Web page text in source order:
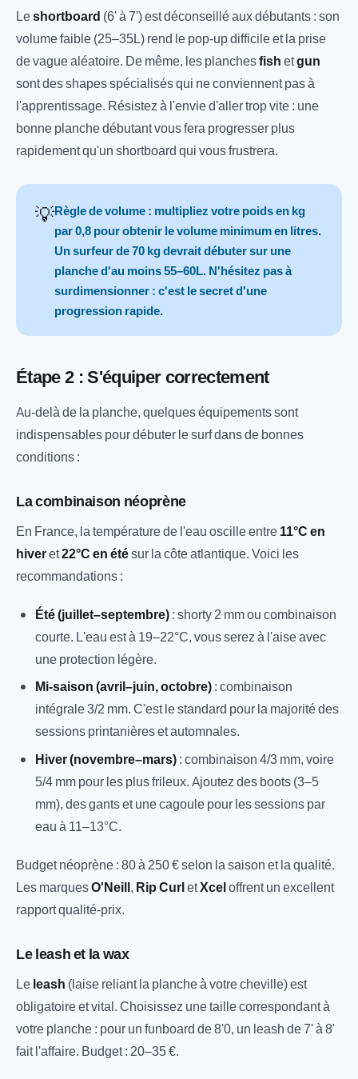
Leshortboard (6' à 7') est déconseillé aux débutants : son
volume faible (25–35L) rend le pop-up difficile et la prise
de vague aléatoire. De même, les planchesfishetgun
sont des shapes spécialisés qui ne conviennent pas à
l'apprentissage. Résistez à l'envie d'aller trop vite : une
bonne planche débutant vous fera progresser plus
rapidement qu'un shortboard qui vous frustrera.
💡Règle de volume : multipliez votre poids en kg
par 0,8 pour obtenir le volume minimum en litres.
Un surfeur de 70 kg devrait débuter sur une
planche d'au moins 55–60L. N'hésitez pas à
surdimensionner : c'est le secret d'une
progression rapide.
Étape 2 : S'équiper correctement
Au-delà de la planche, quelques équipements sont
indispensables pour débuter le surf dans de bonnes
conditions :
La combinaison néoprène
En France, la température de l'eau oscille entre11°C en
hiveret22°C en étésur la côte atlantique. Voici les
recommandations :
Été (juillet–septembre): shorty 2 mm ou combinaison
courte. L'eau est à 19–22°C, vous serez à l'aise avec
une protection légère.
Mi-saison (avril–juin, octobre): combinaison
intégrale 3/2 mm. C'est le standard pour la majorité des
sessions printanières et automnales.
Hiver (novembre–mars): combinaison 4/3 mm, voire
5/4 mm pour les plus frileux. Ajoutez des boots (3–5
mm), des gants et une cagoule pour les sessions par
eau à 11–13°C.
Budget néoprène : 80 à 250 € selon la saison et la qualité.
Les marquesO'Neill, Rip CurletXceloffrent un excellent
rapport qualité-prix.
Le leash et la wax
Leleash (laise reliant la planche à votre cheville) est
obligatoire et vital. Choisissez une taille correspondant à
votre planche : pour un funboard de 8'0, un leash de 7' à 8'
fait l'affaire. Budget : 20–35 €.